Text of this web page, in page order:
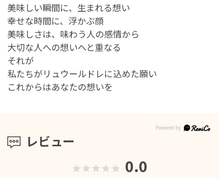
美味しい瞬間に、生まれる想い
幸せな時間に、浮かぶ顔
美味しさは、味わう人の感情から
大切な人への想いへと重なる
それが
私たちがリュウールドレに込めた願い
これからはあなたの想いを
レビュー
0.0